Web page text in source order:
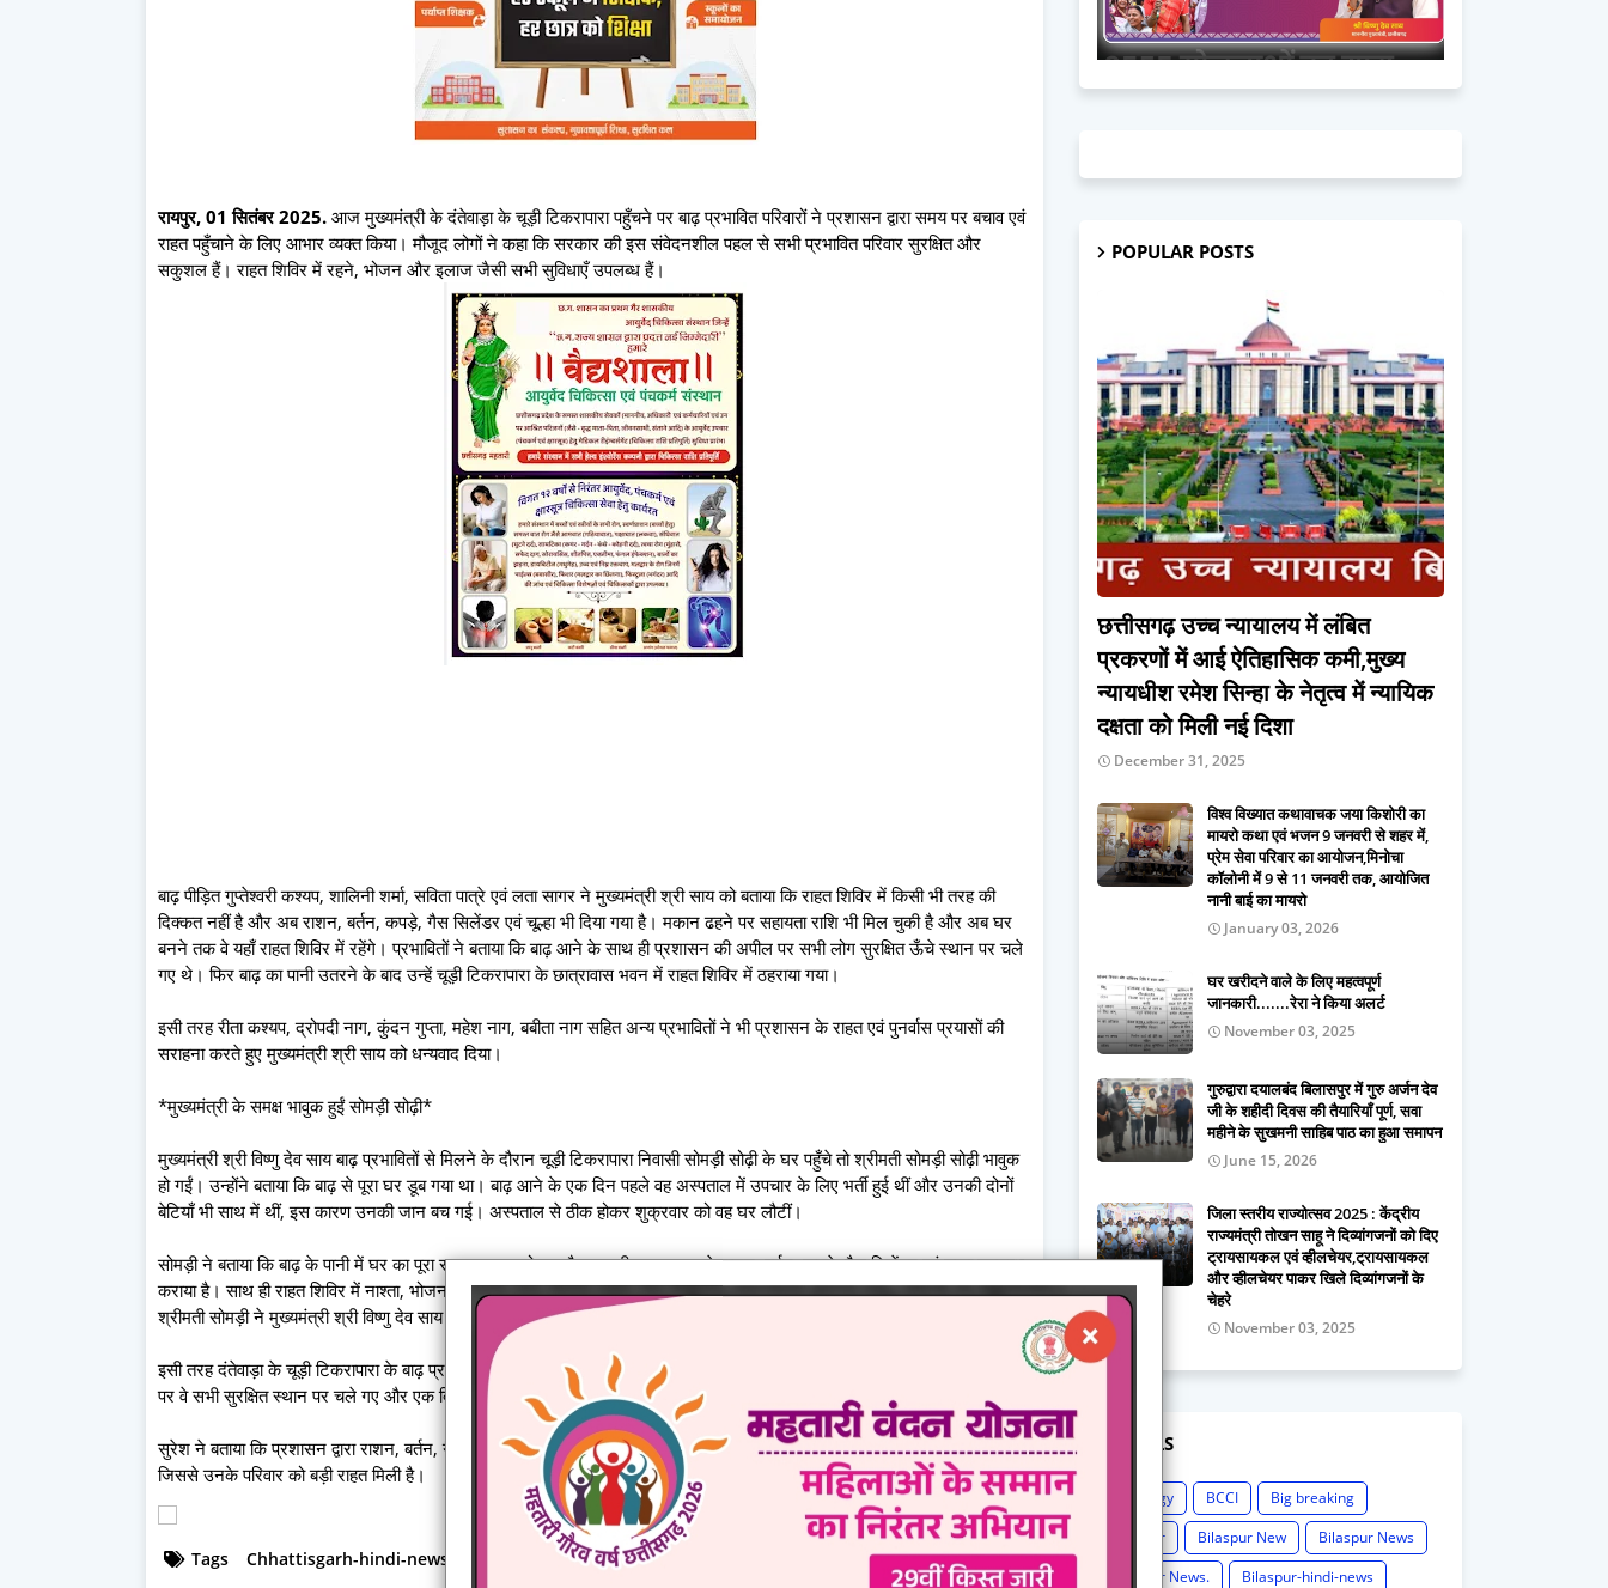
रायपुर, 01 सितंबर 2025. आज मुख्यमंत्री के दंतेवाड़ा के चूड़ी टिकरापारा पहुँचने पर बाढ़ प्रभावित परिवारों ने प्रशासन द्वारा समय पर बचाव एवं
राहत पहुँचाने के लिए आभार व्यक्त किया। मौजूद लोगों ने कहा कि सरकार की इस संवेदनशील पहल से सभी प्रभावित परिवार सुरक्षित और
सकुशल हैं। राहत शिविर में रहने, भोजन और इलाज जैसी सभी सुविधाएँ उपलब्ध हैं।
बाढ़ पीड़ित गुप्तेश्वरी कश्यप, शालिनी शर्मा, सविता पात्रे एवं लता सागर ने मुख्यमंत्री श्री साय को बताया कि राहत शिविर में किसी भी तरह की
दिक्कत नहीं है और अब राशन, बर्तन, कपड़े, गैस सिलेंडर एवं चूल्हा भी दिया गया है। मकान ढहने पर सहायता राशि भी मिल चुकी है और अब घर
बनने तक वे यहाँ राहत शिविर में रहेंगे। प्रभावितों ने बताया कि बाढ़ आने के साथ ही प्रशासन की अपील पर सभी लोग सुरक्षित ऊँचे स्थान पर चले
गए थे। फिर बाढ़ का पानी उतरने के बाद उन्हें चूड़ी टिकरापारा के छात्रावास भवन में राहत शिविर में ठहराया गया।
इसी तरह रीता कश्यप, द्रोपदी नाग, कुंदन गुप्ता, महेश नाग, बबीता नाग सहित अन्य प्रभावितों ने भी प्रशासन के राहत एवं पुनर्वास प्रयासों की
सराहना करते हुए मुख्यमंत्री श्री साय को धन्यवाद दिया।
*मुख्यमंत्री के समक्ष भावुक हुईं सोमड़ी सोढ़ी*
मुख्यमंत्री श्री विष्णु देव साय बाढ़ प्रभावितों से मिलने के दौरान चूड़ी टिकरापारा निवासी सोमड़ी सोढ़ी के घर पहुँचे तो श्रीमती सोमड़ी सोढ़ी भावुक
हो गईं। उन्होंने बताया कि बाढ़ से पूरा घर डूब गया था। बाढ़ आने के एक दिन पहले वह अस्पताल में उपचार के लिए भर्ती हुई थीं और उनकी दोनों
बेटियाँ भी साथ में थीं, इस कारण उनकी जान बच गई। अस्पताल से ठीक होकर शुक्रवार को वह घर लौटीं।
सोमड़ी ने बताया कि बाढ़ के पानी में घर का पूरा सामान खराब हो गया है। इस बीच प्रशासन ने राशन, बर्तन, कपड़े, गैस सिलेंडर एवं चूल्हा उपलब्ध
कराया है। साथ ही राहत शिविर में नाश्ता, भोजन और इलाज की सुविधा भी दी जा रही है। इस आपदा की घड़ी में सरकार की सहायता के लिए
श्रीमती सोमड़ी ने मुख्यमंत्री श्री विष्णु देव साय के प्रति आभार प्रकट किया।
इसी तरह दंतेवाड़ा के चूड़ी टिकरापारा के बाढ़ प्रभावित सुरेश बघेल ने बताया कि बाढ़ आने के दिन पूरा परिवार घर में ही था। प्रशासन की सूचना
पर वे सभी सुरक्षित स्थान पर चले गए और एक दिन बाद राहत शिविर पहुँचे। पिछले शुक्रवार को वे शिविर से घर लौटे हैं।
सुरेश ने बताया कि प्रशासन द्वारा राशन, बर्तन, गैस सिलेंडर एवं चूल्हा, कंबल-चादर और कपड़े जैसे सभी जरूरी सामान उपलब्ध कराए गए हैं,
जिससे उनके परिवार को बड़ी राहत मिली है।
Tags Chhattisgarh-hindi-news
POPULAR POSTS
छत्तीसगढ़ उच्च न्यायालय में लंबित
प्रकरणों में आई ऐतिहासिक कमी,मुख्य
न्यायधीश रमेश सिन्हा के नेतृत्व में न्यायिक
दक्षता को मिली नई दिशा
December 31, 2025
विश्व विख्यात कथावाचक जया किशोरी का
मायरो कथा एवं भजन 9 जनवरी से शहर में,
प्रेम सेवा परिवार का आयोजन,मिनोचा
कॉलोनी में 9 से 11 जनवरी तक, आयोजित
नानी बाई का मायरो
January 03, 2026
घर खरीदने वाले के लिए महत्वपूर्ण
जानकारी.......रेरा ने किया अलर्ट
November 03, 2025
गुरुद्वारा दयालबंद बिलासपुर में गुरु अर्जन देव
जी के शहीदी दिवस की तैयारियाँ पूर्ण, सवा
महीने के सुखमनी साहिब पाठ का हुआ समापन
June 15, 2026
जिला स्तरीय राज्योत्सव 2025 : केंद्रीय
राज्यमंत्री तोखन साहू ने दिव्यांगजनों को दिए
ट्रायसायकल एवं व्हीलचेयर,ट्रायसायकल
और व्हीलचेयर पाकर खिले दिव्यांगजनों के
चेहरे
November 03, 2025
LABELS
Astrology BCCI
Big breaking
Bilaspur
Bilaspur New
Bilaspur News
Bilaspur News.
Bilaspur-hindi-news